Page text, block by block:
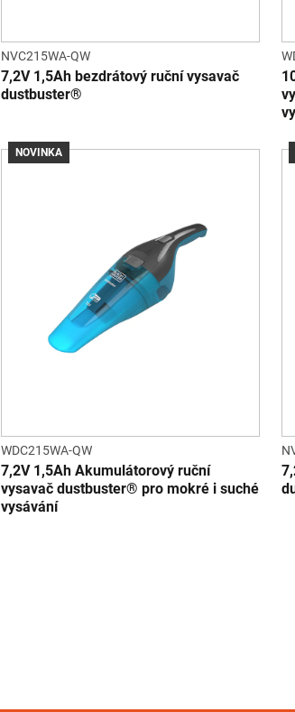
NVC215WA-QW
7,2V 1,5Ah bezdrátový ruční vysavač
dustbuster®
NOVINKA
WDC215WA-QW
7,2V 1,5Ah Akumulátorový ruční
vysavač dustbuster® pro mokré i suché
vysávání